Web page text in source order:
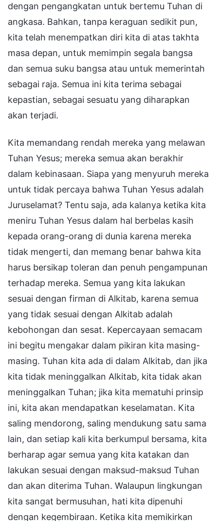
dengan pengangkatan untuk bertemu Tuhan di
angkasa. Bahkan, tanpa keraguan sedikit pun,
kita telah menempatkan diri kita di atas takhta
masa depan, untuk memimpin segala bangsa
dan semua suku bangsa atau untuk memerintah
sebagai raja. Semua ini kita terima sebagai
kepastian, sebagai sesuatu yang diharapkan
akan terjadi.
Kita memandang rendah mereka yang melawan
Tuhan Yesus; mereka semua akan berakhir
dalam kebinasaan. Siapa yang menyuruh mereka
untuk tidak percaya bahwa Tuhan Yesus adalah
Juruselamat? Tentu saja, ada kalanya ketika kita
meniru Tuhan Yesus dalam hal berbelas kasih
kepada orang-orang di dunia karena mereka
tidak mengerti, dan memang benar bahwa kita
harus bersikap toleran dan penuh pengampunan
terhadap mereka. Semua yang kita lakukan
sesuai dengan firman di Alkitab, karena semua
yang tidak sesuai dengan Alkitab adalah
kebohongan dan sesat. Kepercayaan semacam
ini begitu mengakar dalam pikiran kita masing-
masing. Tuhan kita ada di dalam Alkitab, dan jika
kita tidak meninggalkan Alkitab, kita tidak akan
meninggalkan Tuhan; jika kita mematuhi prinsip
ini, kita akan mendapatkan keselamatan. Kita
saling mendorong, saling mendukung satu sama
lain, dan setiap kali kita berkumpul bersama, kita
berharap agar semua yang kita katakan dan
lakukan sesuai dengan maksud-maksud Tuhan
dan akan diterima Tuhan. Walaupun lingkungan
kita sangat bermusuhan, hati kita dipenuhi
dengan kegembiraan. Ketika kita memikirkan